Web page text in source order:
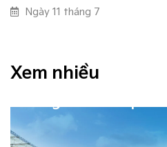
Xem nhiều
Ngày 11 tháng 7